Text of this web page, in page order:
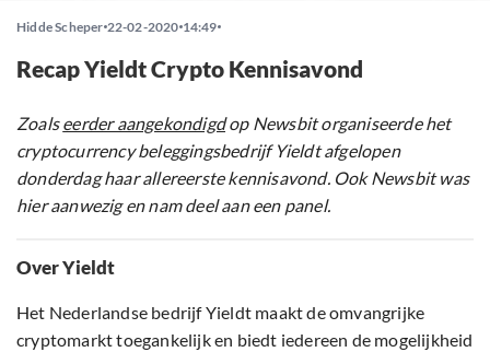
Hidde Scheper 22-02-2020 14:49
Recap Yieldt Crypto Kennisavond
Zoalseerder aangekondigdop Newsbit organiseerde het
cryptocurrency beleggingsbedrijf Yieldt afgelopen
donderdag haar allereerste kennisavond. Ook Newsbit was
hier aanwezig en nam deel aan een panel.
Over Yieldt
Het Nederlandse bedrijf Yieldt maakt de omvangrijke
cryptomarkt toegankelijk en biedt iedereen de mogelijkheid